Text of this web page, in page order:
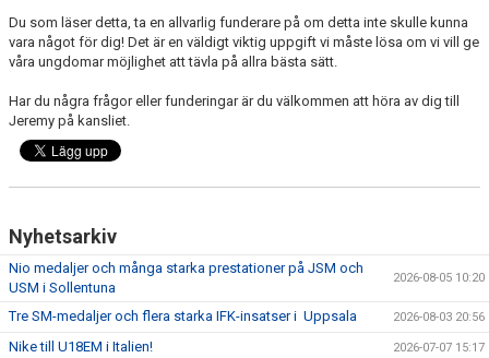
Du som läser detta, ta en allvarlig funderare på om detta inte skulle kunna
vara något för dig! Det är en väldigt viktig uppgift vi måste lösa om vi vill ge
våra ungdomar möjlighet att tävla på allra bästa sätt.
Har du några frågor eller funderingar är du välkommen att höra av dig till
Jeremy på kansliet.
Nyhetsarkiv
Nio medaljer och många starka prestationer på JSM och
USM i Sollentuna
2026-08-05 10:20
Tre SM-medaljer och flera starka IFK-insatser i Uppsala 2026-08-03 20:56
Nike till U18EM i Italien! 2026-07-07 15:17